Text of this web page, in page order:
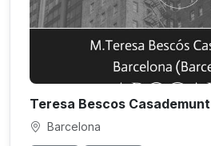
Teresa Bescos Casademunt
Barcelona